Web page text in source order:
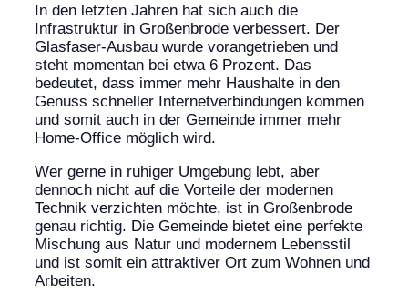
In den letzten Jahren hat sich auch die
Infrastruktur in Großenbrode verbessert. Der
Glasfaser-Ausbau wurde vorangetrieben und
steht momentan bei etwa 6 Prozent. Das
bedeutet, dass immer mehr Haushalte in den
Genuss schneller Internetverbindungen kommen
und somit auch in der Gemeinde immer mehr
Home-Office möglich wird.
Wer gerne in ruhiger Umgebung lebt, aber
dennoch nicht auf die Vorteile der modernen
Technik verzichten möchte, ist in Großenbrode
genau richtig. Die Gemeinde bietet eine perfekte
Mischung aus Natur und modernem Lebensstil
und ist somit ein attraktiver Ort zum Wohnen und
Arbeiten.